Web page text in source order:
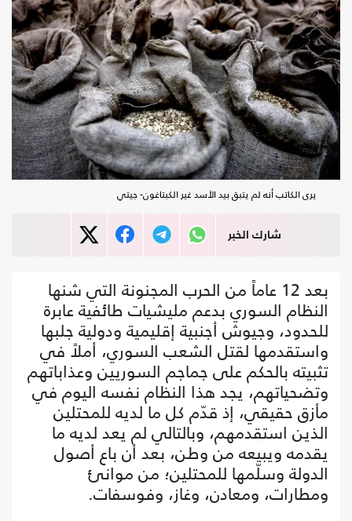
يرى الكاتب أنه لم يتبق بيد الأسد غير الكبتاغون- جيتي
شارك الخبر
بعد 12 عاماً من الحرب المجنونة التي شنها
النظام السوري بدعم مليشيات طائفية عابرة
للحدود، وجيوش أجنبية إقليمية ودولية جلبها
واستقدمها لقتل الشعب السوري، أملاً في
تثبيته بالحكم على جماجم السوريين وعذاباتهم
وتضحياتهم، يجد هذا النظام نفسه اليوم في
مأزق حقيقي، إذ قدّم كل ما لديه للمحتلين
الذين استقدمهم، وبالتالي لم يعد لديه ما
يقدمه ويبيعه من وطن، بعد أن باع أصول
الدولة وسلّمها للمحتلين؛ من موانئ
ومطارات، ومعادن، وغاز، وفوسفات.